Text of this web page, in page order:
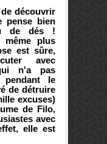
découvrir
pense bien
de dés !
même plus
est sûre,
avec
n'a pas
le
de détruire
excuses)
de Filo,
avec
elle est